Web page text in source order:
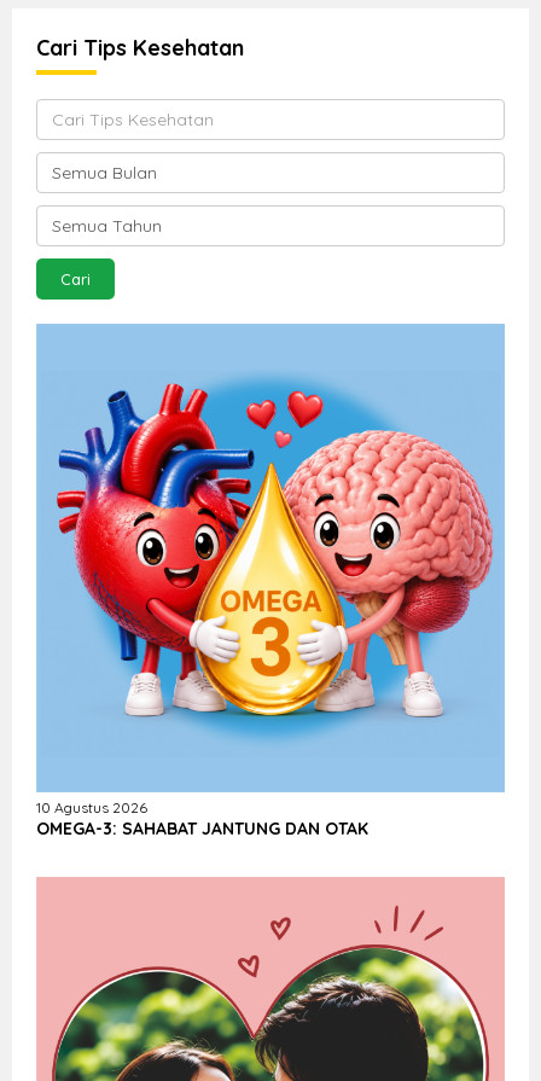
Cari Tips Kesehatan
10 Agustus 2026
OMEGA-3: SAHABAT JANTUNG DAN OTAK